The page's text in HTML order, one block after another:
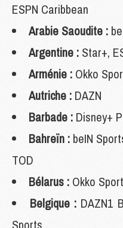
ESPN Caribbean
Arabie Saoudite :
Argentine : Star+,
Arménie : Okko
Autriche : DAZN
Barbade : Disney+
Bahreïn : beIN
TOD
Bélarus : Okko Sport
Belgique : DAZN1
Sports